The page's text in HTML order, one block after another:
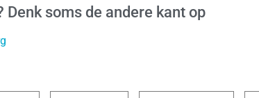
Denk soms de andere kant op